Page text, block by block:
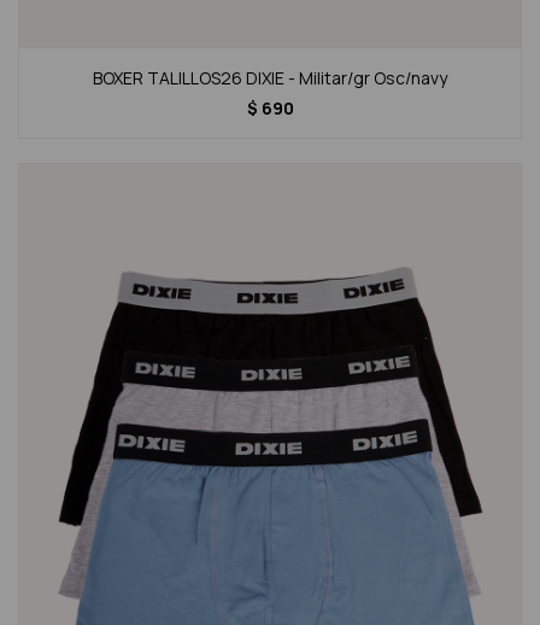
BOXER TALILLOS26 DIXIE - Militar/gr Osc/navy
$ 690